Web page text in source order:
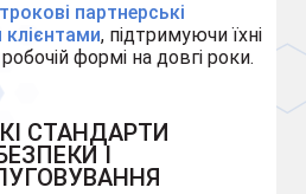
партнерські
, підтримуючи їхні
формі на довгі роки.
СТАНДАРТИ
І